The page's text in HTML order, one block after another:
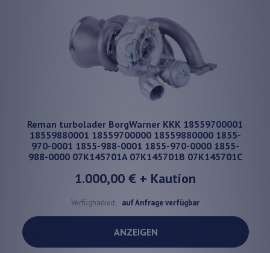
Reman turbolader BorgWarner KKK 18559700001
18559880001 18559700000 18559880000 1855-
970-0001 1855-988-0001 1855-970-0000 1855-
988-0000 07K145701A 07K145701B 07K145701C
1.000,00 €+ Kaution
Verfügbarkeit: auf Anfrage verfügbar
ANZEIGEN